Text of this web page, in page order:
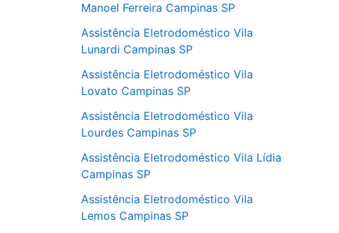
Manoel Ferreira Campinas SP
Assistência Eletrodoméstico Vila
Lunardi Campinas SP
Assistência Eletrodoméstico Vila
Lovato Campinas SP
Assistência Eletrodoméstico Vila
Lourdes Campinas SP
Assistência Eletrodoméstico Vila Lídia
Campinas SP
Assistência Eletrodoméstico Vila
Lemos Campinas SP